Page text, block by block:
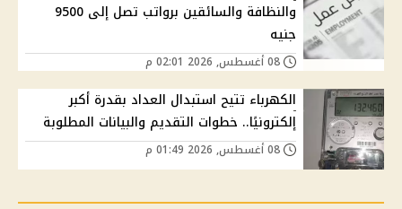
والنظافة والسائقين برواتب تصل إلى 9500
جنيه
الكهرباء تتيح استبدال العداد بقدرة أكبر
إلكترونيًا.. خطوات التقديم والبيانات المطلوبة